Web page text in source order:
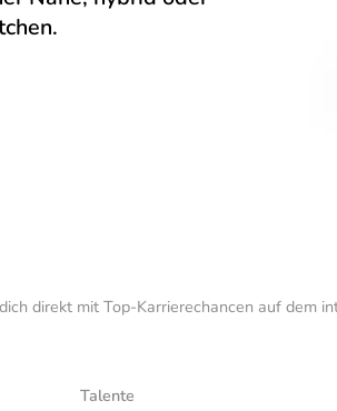
direkt mit Top-Karrierechancen auf dem
Talente